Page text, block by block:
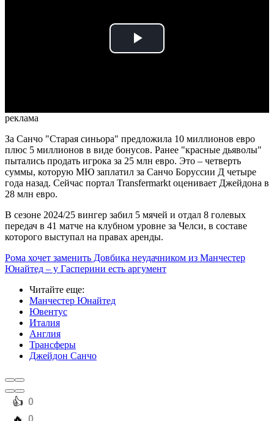
Play
реклама
За Санчо "Старая синьора" предложила 10 миллионов евро
плюс 5 миллионов в виде бонусов. Ранее "красные дьяволы"
пытались продать игрока за 25 млн евро. Это – четверть
суммы, которую МЮ заплатил за Санчо Боруссии Д четыре
года назад. Сейчас портал Transfermarkt оценивает Джейдона в
28 млн евро.
В сезоне 2024/25 вингер забил 5 мячей и отдал 8 голевых
передач в 41 матче на клубном уровне за Челси, в составе
которого выступал на правах аренды.
Рома хочет заменить Довбика неудачником из Манчестер
Юнайтед – у Гасперини есть аргумент
Читайте еще:
Манчестер Юнайтед
Ювентус
Италия
Англия
Трансферы
Джейдон Санчо
️👍 0